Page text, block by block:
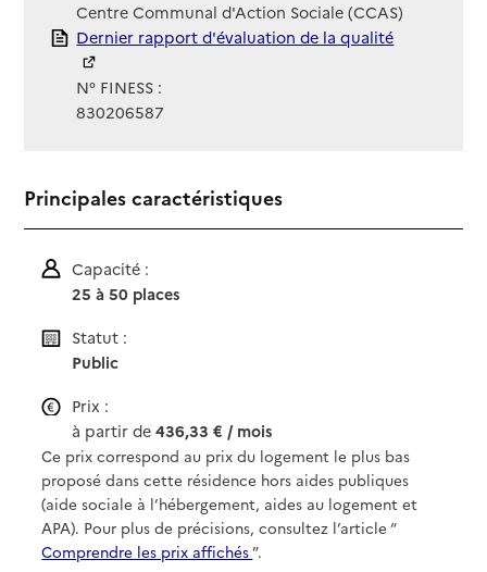
Centre Communal d'Action Sociale (CCAS)
Rapport HAS
Dernier rapport d'évaluation de la qualité
N° FINESS :
830206587
Principales caractéristiques
Capacité :
25 à 50 places
Statut :
Public
Prix :
à partir de436,33 € / mois
Ce prix correspond au prix du logement le plus bas
proposé dans cette résidence hors aides publiques
(aide sociale à l’hébergement, aides au logement et
APA). Pour plus de précisions, consultez l’article “
Comprendre les prix affichés”.